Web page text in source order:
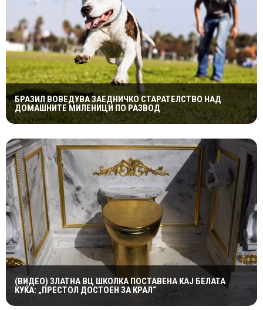
БРАЗИЛ ВОВЕДУВА ЗАЕДНИЧКО СТАРАТЕЛСТВО НАД
ДОМАШНИТЕ МИЛЕНИЦИ ПО РАЗВОД
(ВИДЕО) ЗЛАТНА ВЦ ШКОЛКА ПОСТАВЕНА КАЈ БЕЛАТА
КУЌА: „ПРЕСТОЛ ДОСТОЕН ЗА КРАЛ“